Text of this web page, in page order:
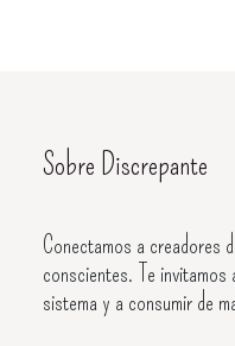
Sobre Discrepante
Conectamos a creadores
conscientes. Te
sistema y a consumir de